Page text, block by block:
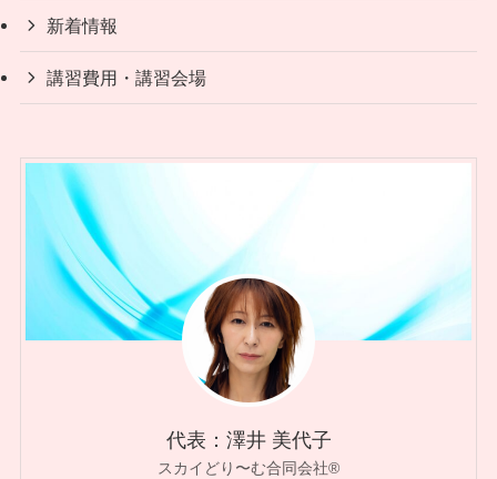
新着情報
講習費用・講習会場
代表：澤井 美代子
スカイどり〜む合同会社®︎